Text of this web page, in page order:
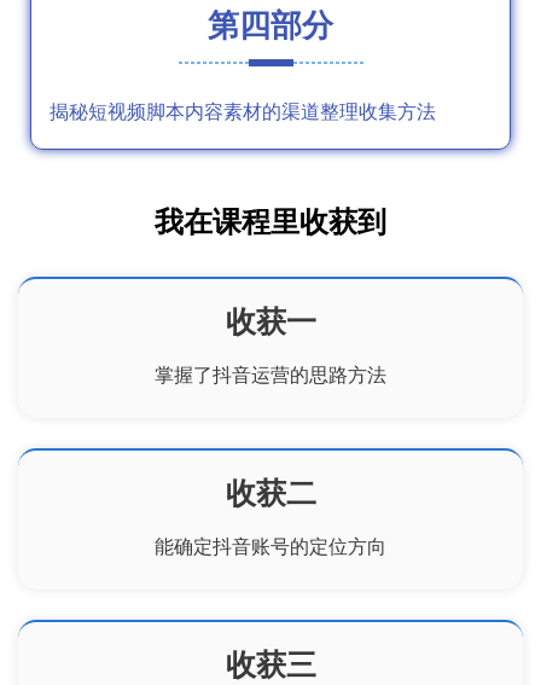
第四部分
揭秘短视频脚本内容素材的渠道整理收集方法
我在课程里收获到
收获一
掌握了抖音运营的思路方法
收获二
能确定抖音账号的定位方向
收获三